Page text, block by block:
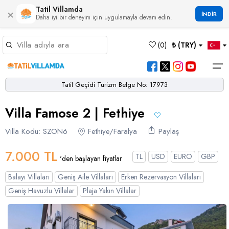
× Tatil Villamda
Daha iyi bir deneyim için uygulamayla devam edin. İNDİR
(0) ₺ (TRY)
Hakkımızda
Bölgeler
Bölgeler
Bodrum
Turgutreis
Çeşme
Alaçatı
Germiyan
Dalaman
Dalyan
Çalış
Çamköy
Çatalarık
Çiftlik
Eldirek
Bornova
Akbel
Bezirgan
Çavdır
Çayköy
Hacıoğlan
Ağullu
Bayındır
Çukurbağ
Gökçeören
Gökseki
Çamlı
Selimiye
Boğaziçi
Eşen
Karadere
Yakabağ
Villa Seçeneklerimiz
Villa Seçeneklerimiz
Balayı Villaları
Çift Jakuzili Villalar
Çocuk Havuzlu Villalar
Çocuk Oyun Alanı Olan Villalar
Blog
Tatil Geçidi Turizm Belge No: 17973
Villa Famose 2 | Fethiye
Villa Kodu: SZON6 Fethiye/Faralya Paylaş
7.000 TL 'den başlayan fiyatlar TL USD EURO
GBP
Balayı Villaları
Geniş Aile Villaları
Erken Rezervasyon Villaları
Geniş Havuzlu Villalar
Plaja Yakın Villalar
Dil Seçiniz
German Italian
Kur Seçiniz
Türk Lirası
TRY- TL
EURO
EUR - €
Dolar
USD - $
GBP- £
Favorilerim
Müsaitlik Takvimi
Müsaitlik Takvimi >